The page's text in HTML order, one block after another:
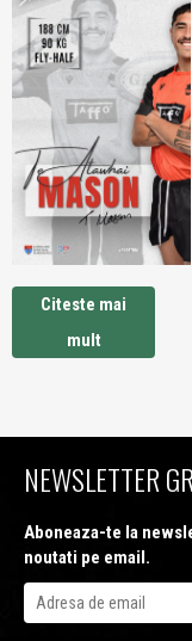
Citeste mai
mult
NEWSLETTER
Aboneaza-te la
noutati pe email.